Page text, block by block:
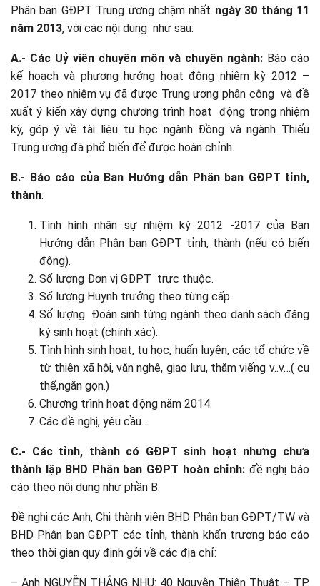
Phân ban GĐPT Trung ương chậm nhất ngày 30 tháng 11
năm 2013, với các nội dung như sau:
A.- Các Uỷ viên chuyên môn và chuyên ngành: Báo cáo
kế hoạch và phương hướng hoạt động nhiệm kỳ 2012 –
2017 theo nhiệm vụ đã được Trung ương phân công và đề
xuất ý kiến xây dựng chương trình hoạt động trong nhiệm
kỳ, góp ý về tài liệu tu học ngành Đồng và ngành Thiếu
Trung ương đã phổ biến để được hoàn chỉnh.
B.- Báo cáo của Ban Hướng dẫn Phân ban GĐPT tỉnh,
thành:
Tình hình nhân sự nhiệm kỳ 2012 -2017 của Ban
Hướng dẫn Phân ban GĐPT tỉnh, thành (nếu có biến
động).
Số lượng Đơn vị GĐPT trực thuộc.
Số lượng Huynh trưởng theo từng cấp.
Số lượng Đoàn sinh từng ngành theo danh sách đăng
ký sinh hoạt (chính xác).
Tình hình sinh hoạt, tu học, huấn luyện, các tổ chức về
từ thiện xã hội, văn nghệ, giao lưu, thăm viếng v..v…( cụ
thể,ngắn gọn.)
Chương trình hoạt động năm 2014.
Các đề nghị, yêu cầu…
C.- Các tỉnh, thành có GĐPT sinh hoạt nhưng chưa
thành lập BHD Phân ban GĐPT hoàn chỉnh: đề nghị báo
cáo theo nội dung như phần B.
Đề nghị các Anh, Chị thành viên BHD Phân ban GĐPT/TW và
BHD Phân ban GĐPT các tỉnh, thành khẩn trương báo cáo
theo thời gian quy định gởi về các địa chỉ:
– Anh NGUYỄN THẮNG NHU: 40 Nguyễn Thiện Thuật – TP.